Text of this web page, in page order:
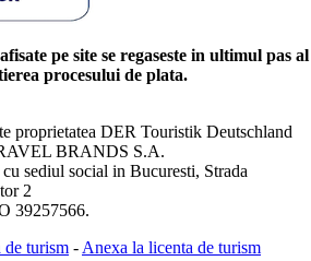
pe site se regaseste in ultimul pas al
procesului de plata.
proprietatea DER Touristik Deutschland
BRANDS S.A.
sediul social in Bucuresti, Strada
2
39257566.
de turism - Anexa la licenta de turism